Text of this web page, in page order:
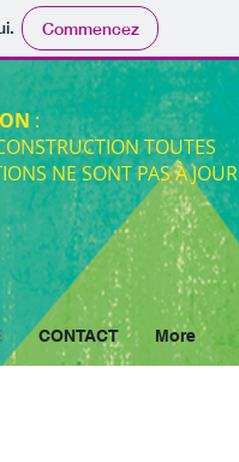
Commencez
CONTACT More
:
TOUTES
NE SONT PAS À JOUR